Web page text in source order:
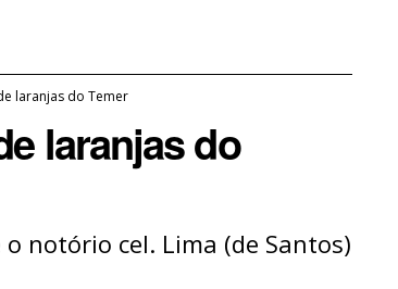
laranjas do Temer
laranjas do
notório cel. Lima (de Santos)